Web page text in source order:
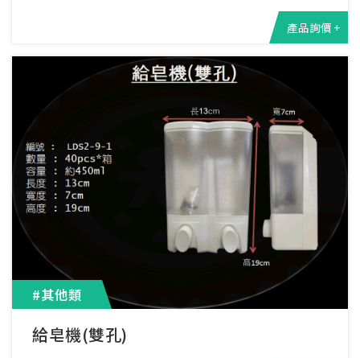
產品詢價 +
#其他類
給皂機(雙孔)